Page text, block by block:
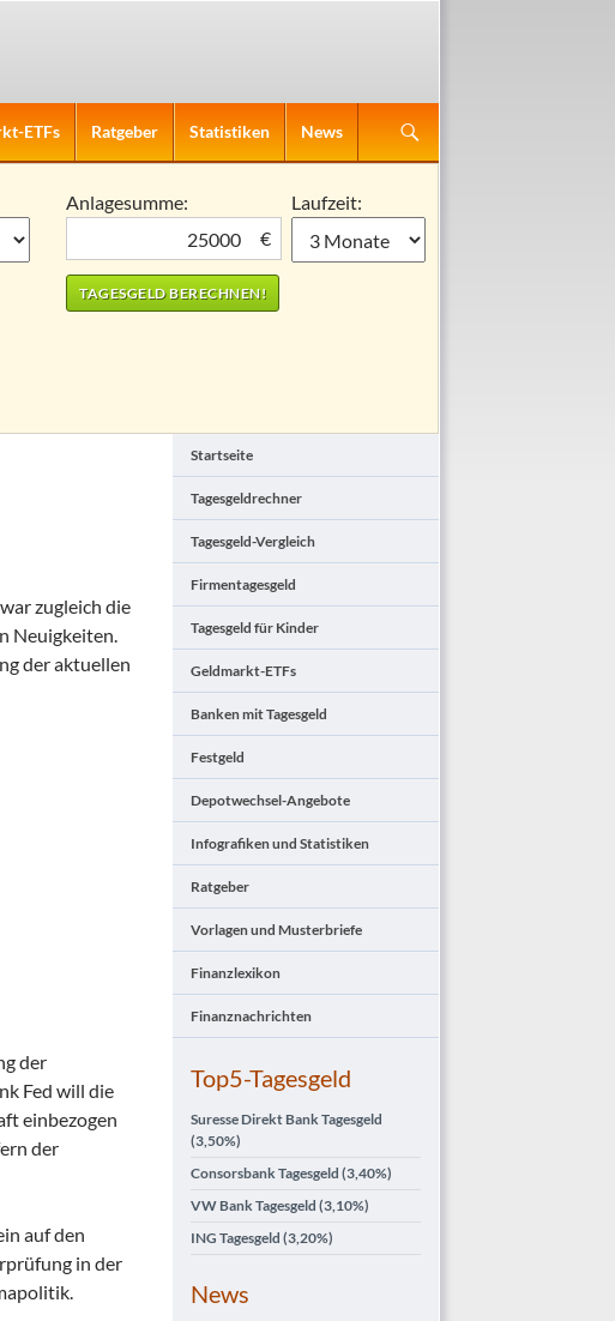
ETFs Ratgeber Statistiken News
Anlagesumme:
€
Laufzeit:
zugleich die
Neuigkeiten.
der aktuellen
der
Fed will die
einbezogen
der
auf den
in der
Startseite
Tagesgeldrechner
Tagesgeld-Vergleich
Firmentagesgeld
Tagesgeld für Kinder
Geldmarkt-ETFs
Banken mit Tagesgeld
Festgeld
Depotwechsel-Angebote
Infografiken und Statistiken
Ratgeber
Vorlagen und Musterbriefe
Finanzlexikon
Finanznachrichten
Top5-Tagesgeld
Suresse Direkt Bank Tagesgeld
(3,50%)
Consorsbank Tagesgeld (3,40%)
VW Bank Tagesgeld (3,10%)
ING Tagesgeld (3,20%)
News